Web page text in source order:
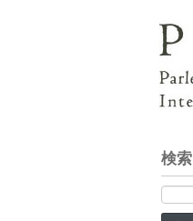
検索
検
索: